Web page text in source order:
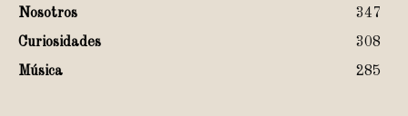
Nosotros
347
Curiosidades
308
Música
285